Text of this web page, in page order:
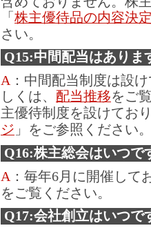
「 株主優待品の内容決
さい。
Q15:中間配当はありま
A ：中間配当制度は設
しくは、 配当推移をご
主優待制度を設けてお
ジ 」をご参照ください
Q16:株主総会はいつで
A ：毎年6月に開催して
をご覧ください。
Q17:会社創立はいつで